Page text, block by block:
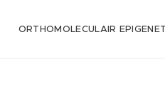
ORTHOMOLECULAIR